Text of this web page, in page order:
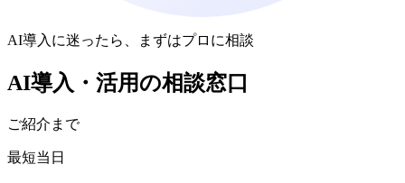
AI導入に迷ったら、まずはプロに相談
AI導入・活用の相談窓口
ご紹介まで
最短当日